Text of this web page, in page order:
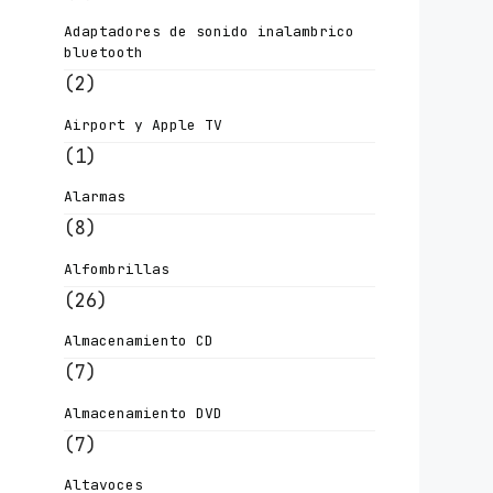
Adaptadores de sonido inalambrico
bluetooth
(2)
Airport y Apple TV
(1)
Alarmas
(8)
Alfombrillas
(26)
Almacenamiento CD
(7)
Almacenamiento DVD
(7)
Altavoces